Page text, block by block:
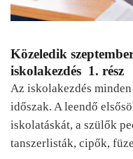
Közeledik
iskolakezdés 1. rész
Az iskolakezdés
időszak. A leendő
iskolatáskát, a szülők
tanszerlisták, cipők,